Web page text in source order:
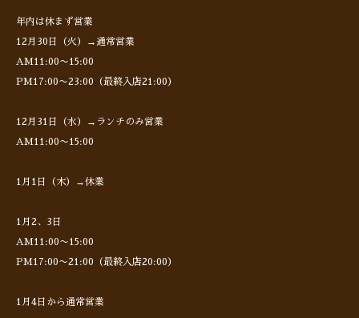
年内は休まず営業
12月30日（火）→通常営業
AM11:00〜15:00
PM17:00〜23:00（最終入店21:00）
12月31日（水）→ランチのみ営業
AM11:00〜15:00
1月1日（木）→休業
1月2、3日
AM11:00〜15:00
PM17:00〜21:00（最終入店20:00）
1月4日から通常営業